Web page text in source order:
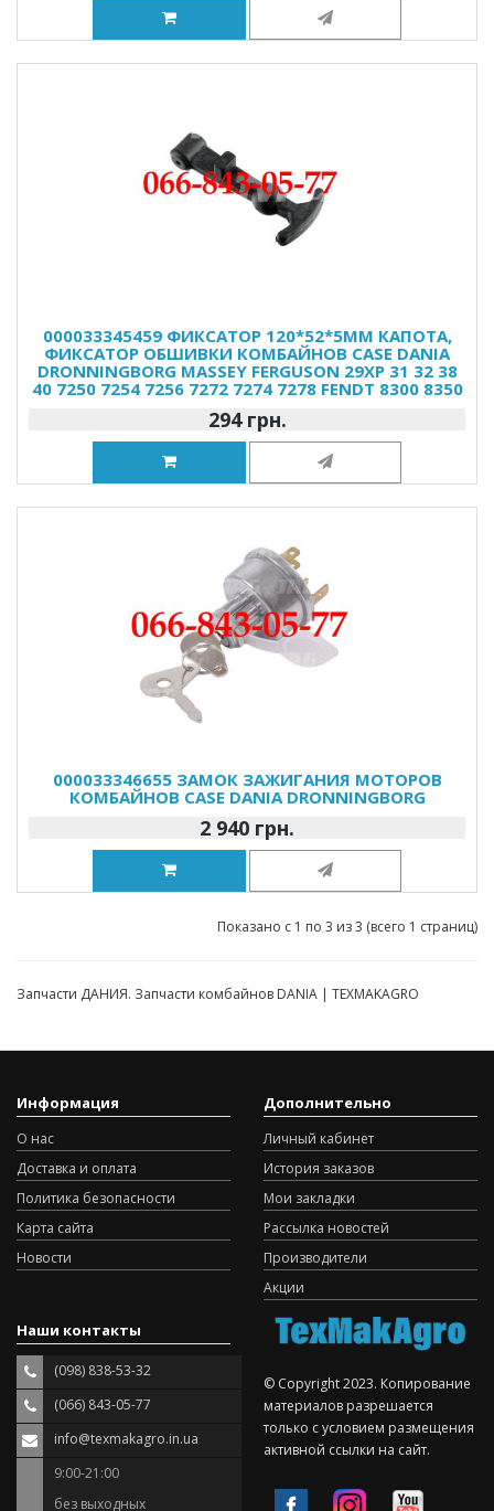
000033345459 ФИКСАТОР 120*52*5MM КАПОТА,
ФИКСАТОР ОБШИВКИ КОМБАЙНОВ CASE DANIA
DRONNINGBORG MASSEY FERGUSON 29XP 31 32 38
40 7250 7254 7256 7272 7274 7278 FENDT 8300 8350
294 грн.
000033346655 ЗАМОК ЗАЖИГАНИЯ МОТОРОВ
КОМБАЙНОВ CASE DANIA DRONNINGBORG
2 940 грн.
Показано с 1 по 3 из 3 (всего 1 страниц)
Запчасти ДАНИЯ. Запчасти комбайнов DANIA | TEXMAKAGRO
Информация
О нас
Доставка и оплата
Политика безопасности
Карта сайта
Новости
Дополнительно
Личный кабинет
История заказов
Мои закладки
Рассылка новостей
Производители
Акции
Наши контакты
(098) 838-53-32
(066) 843-05-77
info@texmakagro.in.ua
9:00-21:00
без выходных
© Copyright 2023. Копирование
материалов разрешается
только с условием размещения
активной ссылки на сайт.